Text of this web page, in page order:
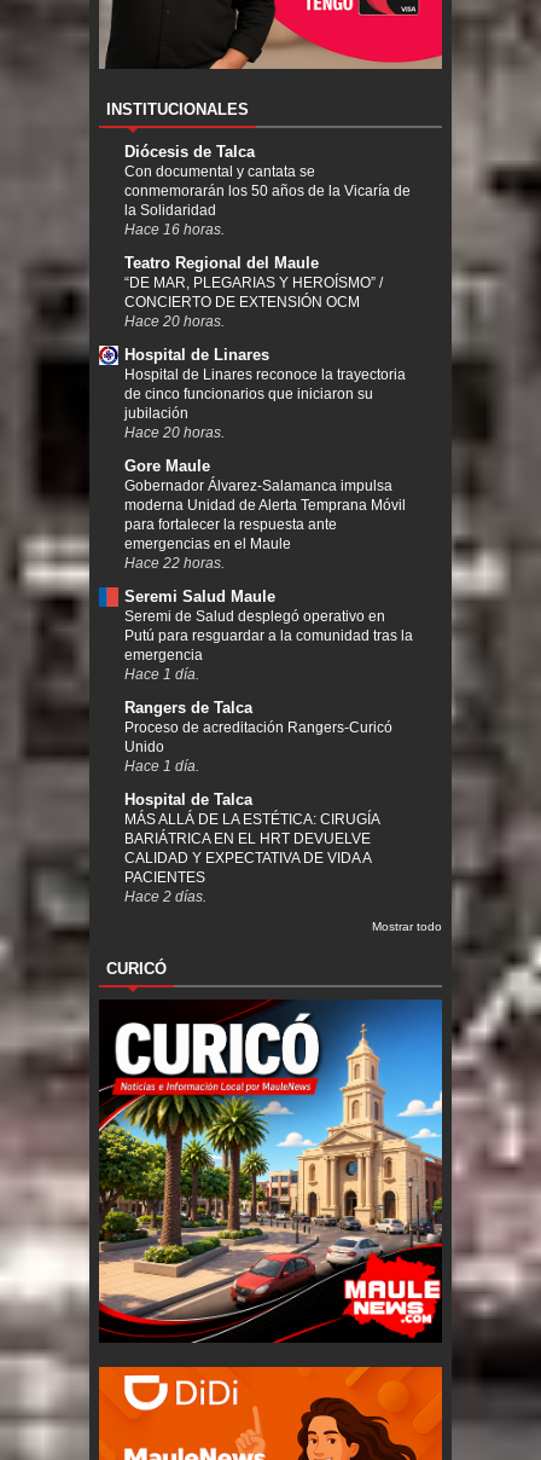
INSTITUCIONALES
Diócesis de Talca
Con documental y cantata se
conmemorarán los 50 años de la Vicaría de
la Solidaridad
Hace 16 horas.
Teatro Regional del Maule
“DE MAR, PLEGARIAS Y HEROÍSMO” /
CONCIERTO DE EXTENSIÓN OCM
Hace 20 horas.
Hospital de Linares
Hospital de Linares reconoce la trayectoria
de cinco funcionarios que iniciaron su
jubilación
Hace 20 horas.
Gore Maule
Gobernador Álvarez-Salamanca impulsa
moderna Unidad de Alerta Temprana Móvil
para fortalecer la respuesta ante
emergencias en el Maule
Hace 22 horas.
Seremi Salud Maule
Seremi de Salud desplegó operativo en
Putú para resguardar a la comunidad tras la
emergencia
Hace 1 día.
Rangers de Talca
Proceso de acreditación Rangers-Curicó
Unido
Hace 1 día.
Hospital de Talca
MÁS ALLÁ DE LA ESTÉTICA: CIRUGÍA
BARIÁTRICA EN EL HRT DEVUELVE
CALIDAD Y EXPECTATIVA DE VIDA A
PACIENTES
Hace 2 días.
Mostrar todo
CURICÓ